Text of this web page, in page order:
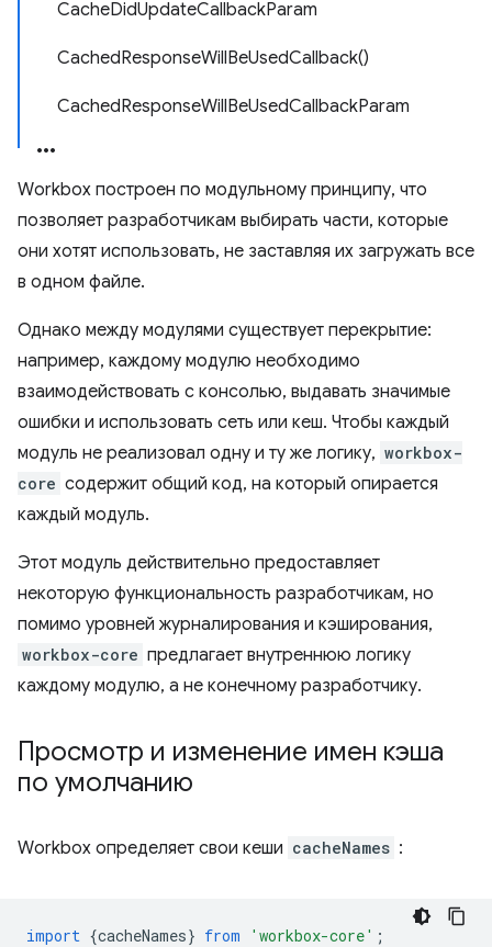
CacheDidUpdateCallbackParam
CachedResponseWillBeUsedCallback()
CachedResponseWillBeUsedCallbackParam
Workbox построен по модульному принципу, что
позволяет разработчикам выбирать части, которые
они хотят использовать, не заставляя их загружать все
в одном файле.
Однако между модулями существует перекрытие:
например, каждому модулю необходимо
взаимодействовать с консолью, выдавать значимые
ошибки и использовать сеть или кеш. Чтобы каждый
модуль не реализовал одну и ту же логику, workbox-
core содержит общий код, на который опирается
каждый модуль.
Этот модуль действительно предоставляет
некоторую функциональность разработчикам, но
помимо уровней журналирования и кэширования,
workbox-core предлагает внутреннюю логику
каждому модулю, а не конечному разработчику.
Просмотр и изменение имен кэша
по умолчанию
Workbox определяет свои кеши cacheNames :
import {cacheNames} from 'workbox-core' ;